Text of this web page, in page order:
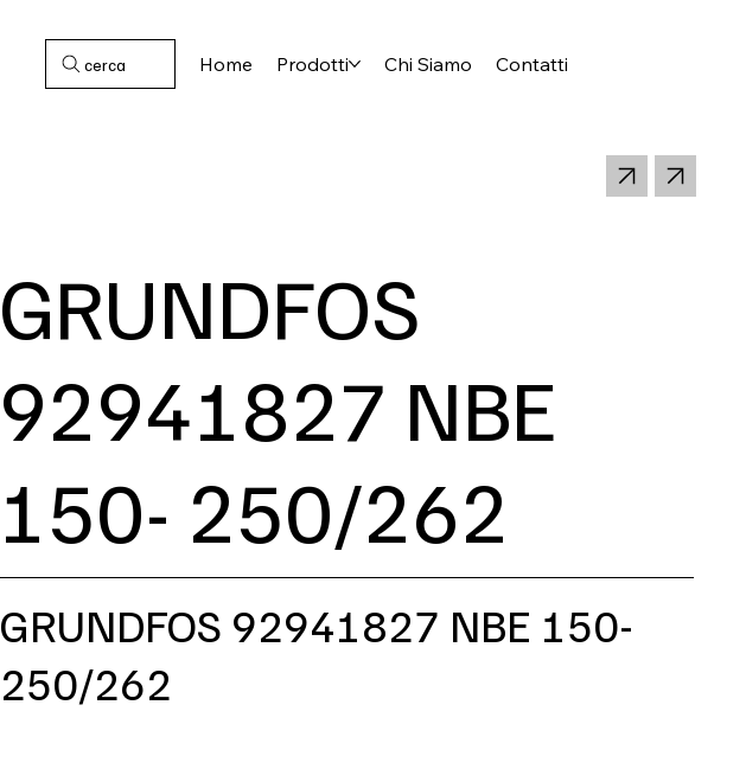
cerca Home Prodotti Chi Siamo Contatti
GRUNDFOS
92941827 NBE
150- 250/262
GRUNDFOS 92941827 NBE 150-
250/262